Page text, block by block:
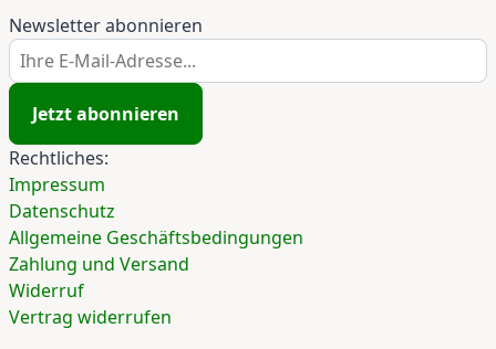
Newsletter abonnieren
Ihre E-Mail-Adresse...
Jetzt abonnieren
Rechtliches:
Impressum
Datenschutz
Allgemeine Geschäftsbedingungen
Zahlung und Versand
Widerruf
Vertrag widerrufen